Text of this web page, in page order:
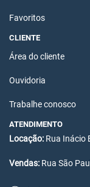
Favoritos
CLIENTE
Área do cliente
Ouvidoria
Trabalhe conosco
ATENDIMENTO
Locação: Rua Inácio
Vendas: Rua São